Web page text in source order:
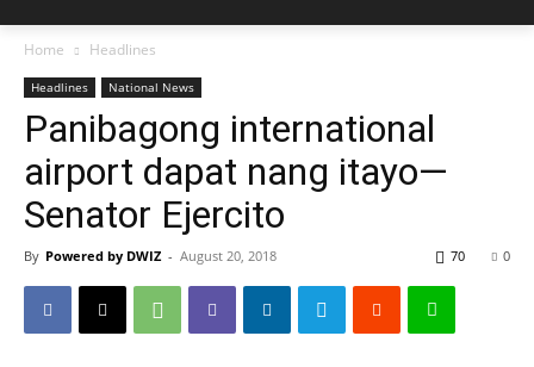
Home Headlines
Headlines National News
Panibagong international
airport dapat nang itayo—
Senator Ejercito
By Powered by DWIZ - August 20, 2018 0
70